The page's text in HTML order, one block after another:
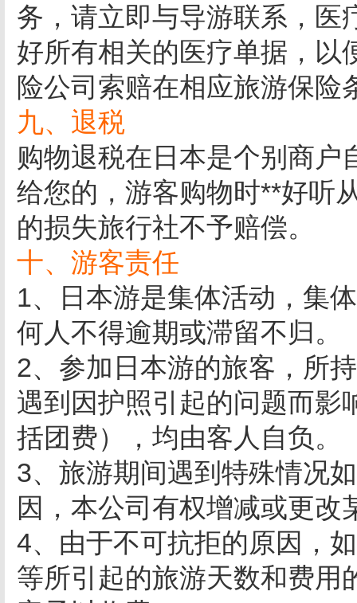
务，请立即与导游联系，医
好所有相关的医疗单据，以
险公司索赔在相应旅游保险
九、退税
购物退税在日本是个别商户
给您的，游客购物时**好听
的损失旅行社不予赔偿。
十、游客责任
1、日本游是集体活动，集
何人不得逾期或滞留不归。
2、参加日本游的旅客，所
遇到因护照引起的问题而影
括团费），均由客人自负。
3、旅游期间遇到特殊情况
因，本公司有权增减或更改
4、由于不可抗拒的原因，
等所引起的旅游天数和费用